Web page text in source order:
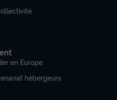
en Europe
hébergeurs